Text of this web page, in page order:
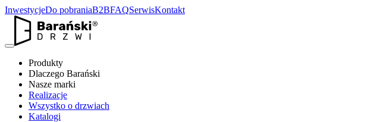
InwestycjeDo pobraniaB2BFAQSerwisKontakt
Produkty
Dlaczego Barański
Nasze marki
Realizacje
Wszystko o drzwiach
Katalogi